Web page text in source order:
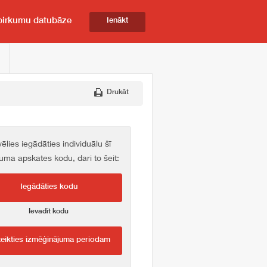
datubāze Ienākt
Drukāt
iegādāties individuālu šī
apskates kodu, dari to šeit:
Iegādāties kodu
Ievadīt kodu
izmēģinājuma periodam